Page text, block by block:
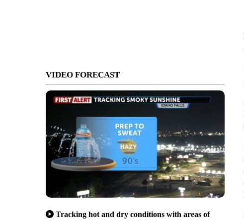
VIDEO FORECAST
Tracking hot and dry conditions with areas of